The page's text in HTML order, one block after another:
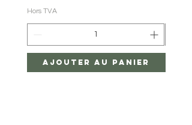
Hors TVA
Ajouter au panier